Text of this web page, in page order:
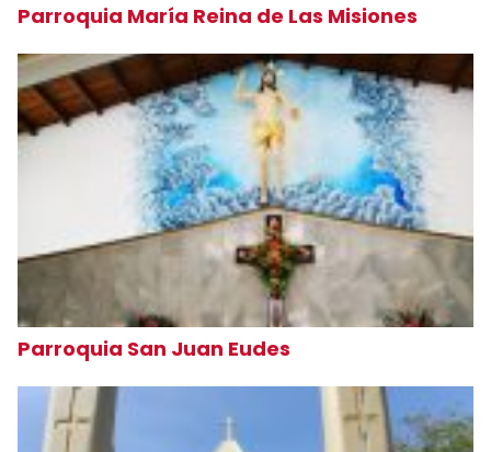
Parroquia María Reina de Las Misiones
Parroquia San Juan Eudes